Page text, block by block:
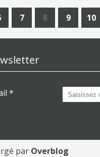
7 8 9 10
par Overblog